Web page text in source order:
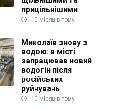
прицільнішими
10 місяців тому
Миколаїв знову з
водою: в місті
запрацював новий
водогін після
російських
руйнувань
10 місяців тому